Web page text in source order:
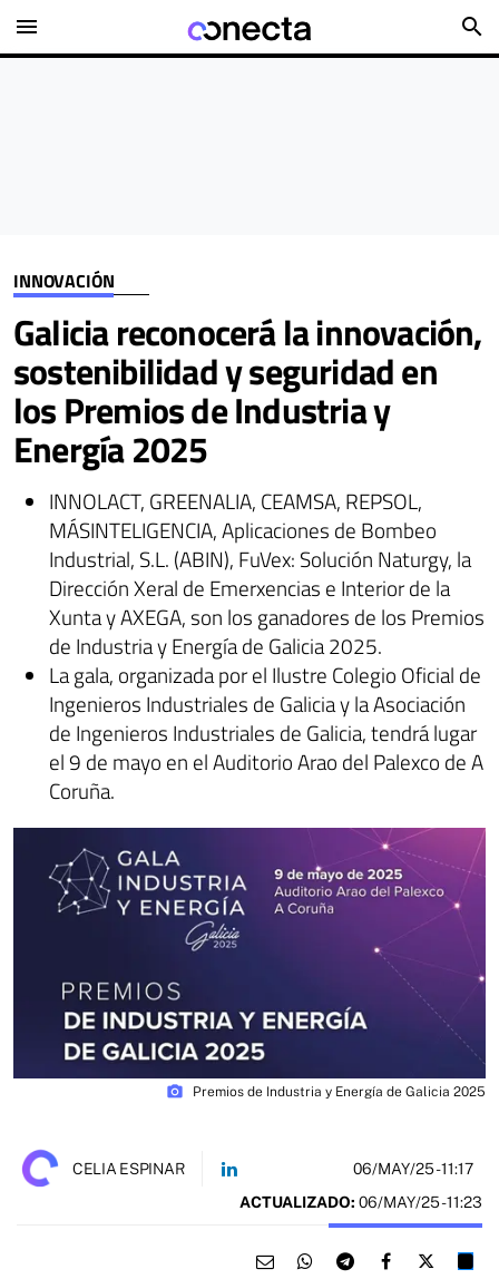
menu search
INNOVACIÓN
Galicia reconocerá la innovación,
sostenibilidad y seguridad en
los Premios de Industria y
Energía 2025
INNOLACT, GREENALIA, CEAMSA, REPSOL,
MÁSINTELIGENCIA, Aplicaciones de Bombeo
Industrial, S.L. (ABIN), FuVex: Solución Naturgy, la
Dirección Xeral de Emerxencias e Interior de la
Xunta y AXEGA, son los ganadores de los Premios
de Industria y Energía de Galicia 2025.
La gala, organizada por el Ilustre Colegio Oficial de
Ingenieros Industriales de Galicia y la Asociación
de Ingenieros Industriales de Galicia, tendrá lugar
el 9 de mayo en el Auditorio Arao del Palexco de A
Coruña.
photo_camera Premios de Industria y Energía de Galicia 2025
CELIA ESPINAR 06/MAY/25- 11:17
ACTUALIZADO: 06/MAY/25 - 11:23